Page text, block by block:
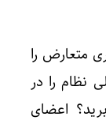
متعارض را
را در
اعضای